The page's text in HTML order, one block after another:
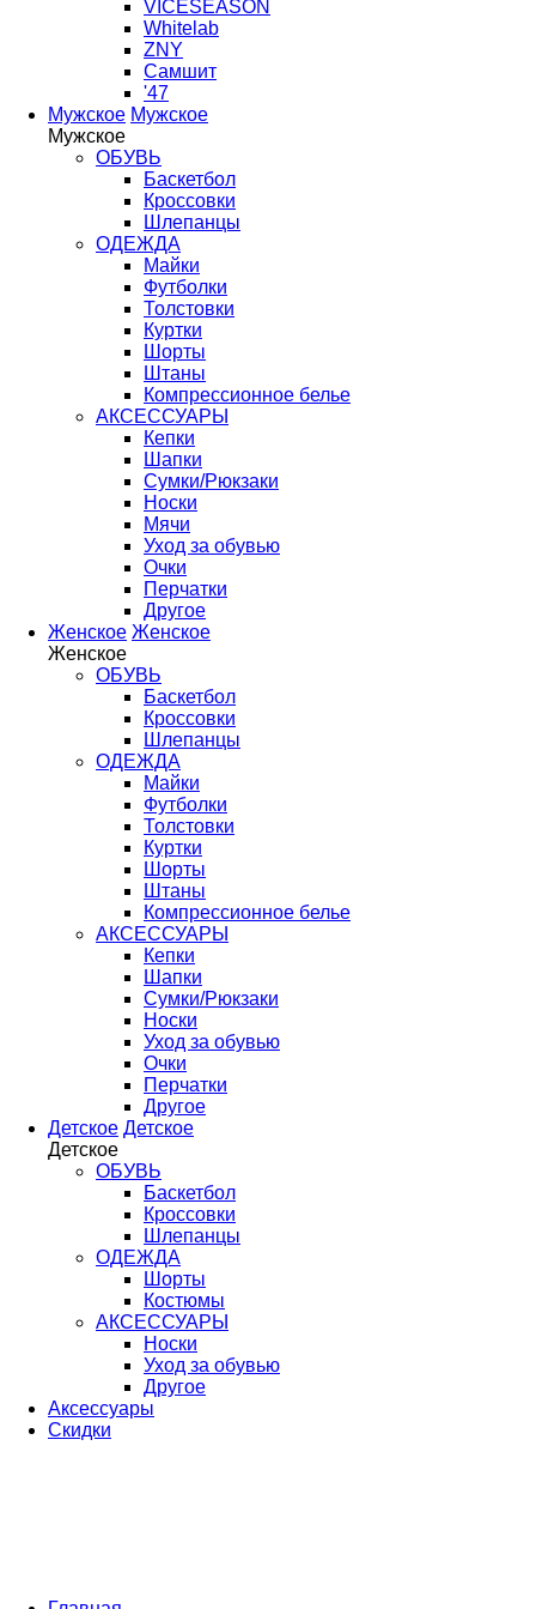
VICESEASON
Whitelab
ZNY
Самшит
'47
Мужское Мужское
Мужское
ОБУВЬ
Баскетбол
Кроссовки
Шлепанцы
ОДЕЖДА
Майки
Футболки
Толстовки
Куртки
Шорты
Штаны
Компрессионное белье
АКСЕССУАРЫ
Кепки
Шапки
Сумки/Рюкзаки
Носки
Мячи
Уход за обувью
Очки
Перчатки
Другое
Женское Женское
Женское
ОБУВЬ
Баскетбол
Кроссовки
Шлепанцы
ОДЕЖДА
Майки
Футболки
Толстовки
Куртки
Шорты
Штаны
Компрессионное белье
АКСЕССУАРЫ
Кепки
Шапки
Сумки/Рюкзаки
Носки
Уход за обувью
Очки
Перчатки
Другое
Детское Детское
Детское
ОБУВЬ
Баскетбол
Кроссовки
Шлепанцы
ОДЕЖДА
Шорты
Костюмы
АКСЕССУАРЫ
Носки
Уход за обувью
Другое
Аксессуары
Скидки